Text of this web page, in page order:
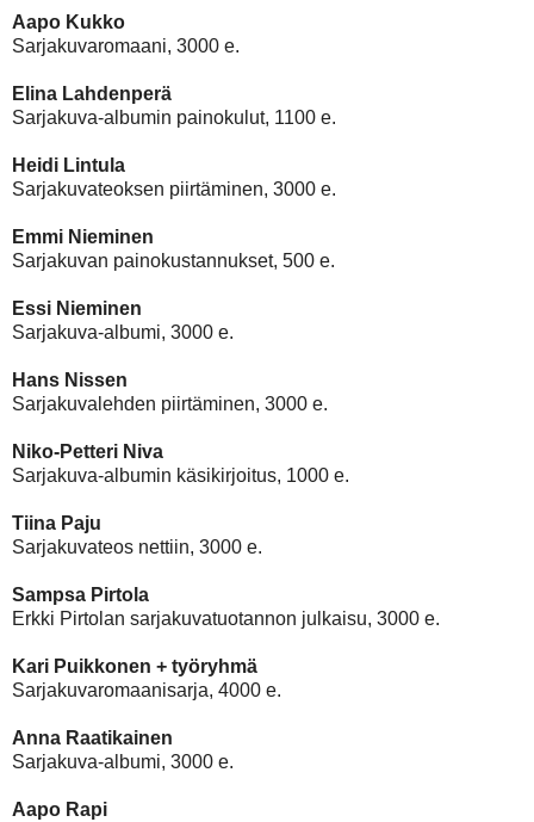
Aapo Kukko
Sarjakuvaromaani, 3000 e.
Elina Lahdenperä
Sarjakuva-albumin painokulut, 1100 e.
Heidi Lintula
Sarjakuvateoksen piirtäminen, 3000 e.
Emmi Nieminen
Sarjakuvan painokustannukset, 500 e.
Essi Nieminen
Sarjakuva-albumi, 3000 e.
Hans Nissen
Sarjakuvalehden piirtäminen, 3000 e.
Niko-Petteri Niva
Sarjakuva-albumin käsikirjoitus, 1000 e.
Tiina Paju
Sarjakuvateos nettiin, 3000 e.
Sampsa Pirtola
Erkki Pirtolan sarjakuvatuotannon julkaisu, 3000 e.
Kari Puikkonen + työryhmä
Sarjakuvaromaanisarja, 4000 e.
Anna Raatikainen
Sarjakuva-albumi, 3000 e.
Aapo Rapi